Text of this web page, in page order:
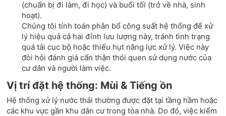
(chuẩn bị đi làm, đi học) và buổi tối (trở về nhà, sinh
hoạt).
Chúng tôi tính toán phân bổ công suất hệ thống để xử
lý hiệu quả cả hai đỉnh lưu lượng này, tránh tình trạng
quá tải cục bộ hoặc thiếu hụt năng lực xử lý. Việc này
đòi hỏi đánh giá cẩn thận thói quen sử dụng nước của
cư dân và người làm việc.
Vị trí đặt hệ thống: Mùi & Tiếng ồn
Hệ thống xử lý nước thải thường được đặt tại tầng hầm hoặc
các khu vực gần khu dân cư trong tòa nhà. Do đó, việc kiểm